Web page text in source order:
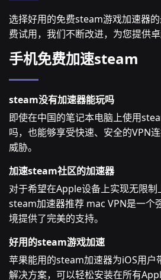
选择好用的免费steam游戏加速器
费试用，我们不断改进，为您提供卓
手机免费加速steam
steam没有加速器能玩吗
即使在中国的笔记本电脑上使用
吗，也能够享受快速、安全的VPN
威胁。
加速steam社区的加速器
对于希望在Apple设备上实现无限制
steam加速器推荐 mac VPN是一个
境提供了完美的支持。
好用的steam游戏加速
苹果能用的steam加速器为iOS用户
解决方案，可以轻松安装在所有